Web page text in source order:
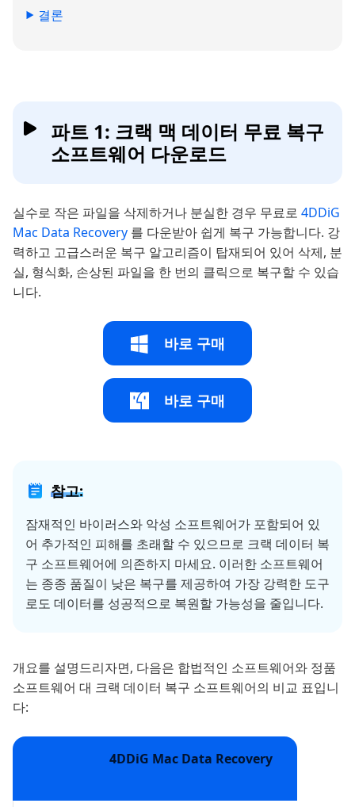
결론
파트 1: 크랙 맥 데이터 무료 복구
소프트웨어 다운로드
실수로 작은 파일을 삭제하거나 분실한 경우 무료로 4DDiG
Mac Data Recovery 를 다운받아 쉽게 복구 가능합니다. 강
력하고 고급스러운 복구 알고리즘이 탑재되어 있어 삭제, 분
실, 형식화, 손상된 파일을 한 번의 클릭으로 복구할 수 있습
니다.
바로 구매
바로 구매
참고:
잠재적인 바이러스와 악성 소프트웨어가 포함되어 있
어 추가적인 피해를 초래할 수 있으므로 크랙 데이터 복
구 소프트웨어에 의존하지 마세요. 이러한 소프트웨어
는 종종 품질이 낮은 복구를 제공하여 가장 강력한 도구
로도 데이터를 성공적으로 복원할 가능성을 줄입니다.
개요를 설명드리자면, 다음은 합법적인 소프트웨어와 정품
소프트웨어 대 크랙 데이터 복구 소프트웨어의 비교 표입니
다:
4DDiG Mac Data Recovery